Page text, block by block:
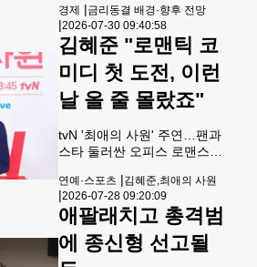
상 케빈 워시 신임 연준 의장
이 29일 연방공개시장위원회
(FOMC) 회의가 종료된 후 기
자회견을 통해 기준금리 동결
배경과 올해 경제 전망 등을 설
명하고 있다. [로이터] 중앙은
행 연방준비제도(FRB·연준)가
29일 통화정책 기구인 연방공
개시장위원회(FOMC) 회의를
종료하고 사장의 예상대로 기
준금리를 5회 연속 동결했다.
신임 케빈 워시 의장 체제하에
개최한 두 번째 회의에서 도널
드 트럼프 대통령은 금리 인하
를 강력 희망
경제 |금리동결 배경·향후 전망
|2026-07-30 09:40:58
김혜준 "로맨틱 코
미디 첫 도전, 이런
날 올 줄 몰랐죠"
tvN '최애의 사원' 주연…팬과
스타 둘러싼 오피스 로맨스물
및 DB 금지] 배우 김혜준이 로
맨틱 코미디에 처음 도전한다.
지난 22일 첫 공개된 디즈니+
시리즈 '킬러들의 쇼핑몰' 시즌
2에서 강렬한 액션에 도전한
연예·스포츠 |김혜준,최애의 사원
|2026-07-28 09:20:09
애팔래치고 총격범
에 종신형 선고될